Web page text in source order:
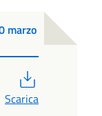
marzo
Scarica